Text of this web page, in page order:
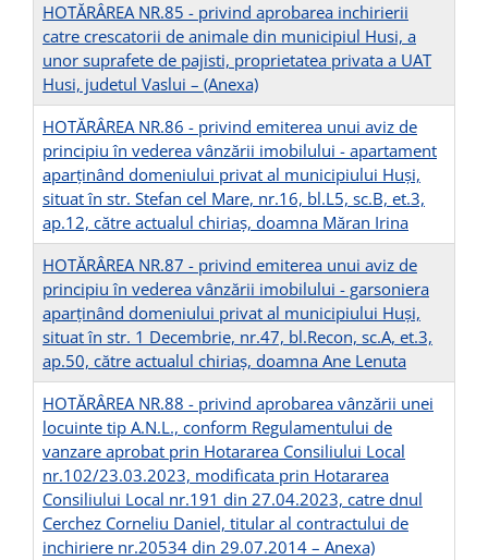
HOTĂRÂREA NR.85 - privind aprobarea inchirierii
catre crescatorii de animale din municipiul Husi, a
unor suprafete de pajisti, proprietatea privata a UAT
Husi, judetul Vaslui – (Anexa)
HOTĂRÂREA NR.86 - privind emiterea unui aviz de
principiu în vederea vânzării imobilului - apartament
aparținând domeniului privat al municipiului Huşi,
situat în str. Stefan cel Mare, nr.16, bl.L5, sc.B, et.3,
ap.12, către actualul chiriaș, doamna Măran Irina
HOTĂRÂREA NR.87 - privind emiterea unui aviz de
principiu în vederea vânzării imobilului - garsoniera
aparținând domeniului privat al municipiului Huşi,
situat în str. 1 Decembrie, nr.47, bl.Recon, sc.A, et.3,
ap.50, către actualul chiriaș, doamna Ane Lenuta
HOTĂRÂREA NR.88 - privind aprobarea vânzării unei
locuinte tip A.N.L., conform Regulamentului de
vanzare aprobat prin Hotararea Consiliului Local
nr.102/23.03.2023, modificata prin Hotararea
Consiliului Local nr.191 din 27.04.2023, catre dnul
Cerchez Corneliu Daniel, titular al contractului de
inchiriere nr.20534 din 29.07.2014 – Anexa)